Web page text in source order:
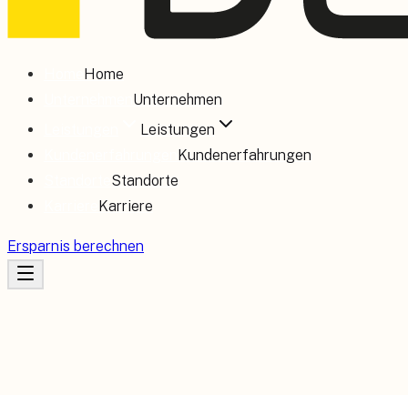
Home
Unternehmen
Leistungen
Kundenerfahrungen
Standorte
Karriere
Ersparnis berechnen